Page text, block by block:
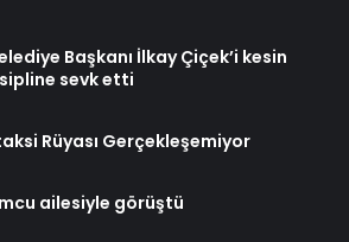
Başkanı İlkay Çiçek’i kesin
sevk etti
Rüyası Gerçekleşemiyor
ailesiyle görüştü